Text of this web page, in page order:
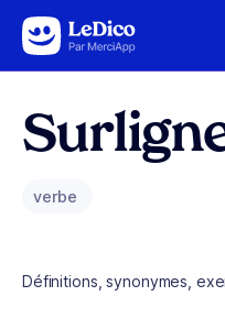
Aller au contenu
verbe
Définitions, synonymes,